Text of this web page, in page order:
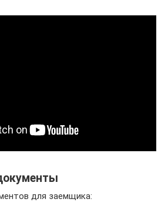
для заемщика: